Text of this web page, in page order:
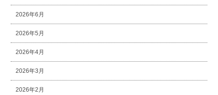
2026年6月
2026年5月
2026年4月
2026年3月
2026年2月